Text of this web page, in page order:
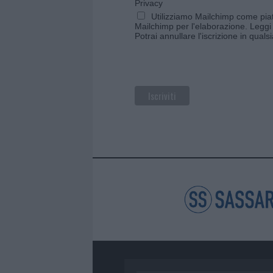
Privacy
Utilizziamo Mailchimp come
Mailchimp per l'elaborazione.
Potrai annullare l'iscrizione in